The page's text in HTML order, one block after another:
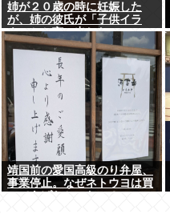
姉が２０歳の時に妊娠した
が、姉の彼氏が「子供イラ
ネ」とか言い出した
靖国前の愛国高級のり弁屋、
事業停止。なぜネトウヨは買